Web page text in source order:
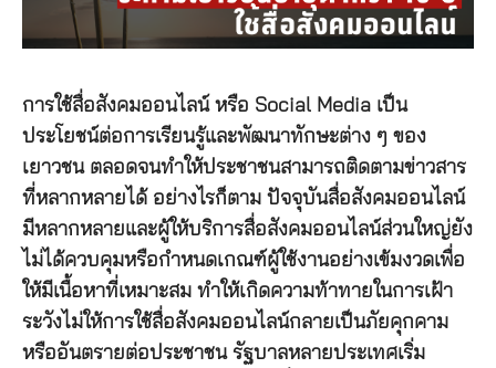
การใช้สื่อสังคมออนไลน์ หรือ Social Media เป็น
ประโยชน์ต่อการเรียนรู้และพัฒนาทักษะต่าง ๆ ของ
เยาวชน ตลอดจนทำให้ประชาชนสามารถติดตามข่าวสาร
ที่หลากหลายได้ อย่างไรก็ตาม ปัจจุบันสื่อสังคมออนไลน์
มีหลากหลายและผู้ให้บริการสื่อสังคมออนไลน์ส่วนใหญ่ยัง
ไม่ได้ควบคุมหรือกำหนดเกณฑ์ผู้ใช้งานอย่างเข้มงวดเพื่อ
ให้มีเนื้อหาที่เหมาะสม ทำให้เกิดความท้าทายในการเฝ้า
ระวังไม่ให้การใช้สื่อสังคมออนไลน์กลายเป็นภัยคุกคาม
หรืออันตรายต่อประชาชน รัฐบาลหลายประเทศเริ่ม